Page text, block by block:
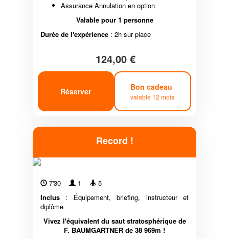
Assurance Annulation en option
Valable pour 1 personne
Durée de l'expérience : 2h sur place
124,00 €
Réserver Bon cadeau
valable 12 mois
Record !
7'30 1
5
Inclus : Équipement, briefing, instructeur et
diplôme
Vivez l'équivalent du saut stratosphérique de
F. BAUMGARTNER de 38 969m !